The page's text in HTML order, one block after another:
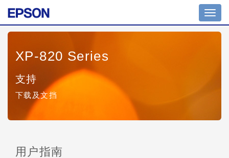
XP-820 Series
支持
下载及文挡
用户指南